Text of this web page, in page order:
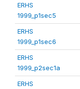
ERHS
1999_p1sec5
ERHS
1999_p1sec6
ERHS
1999_p2sec1a
ERHS